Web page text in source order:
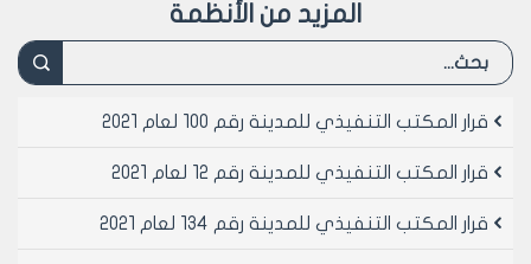
المزيد من الأنظمة
قرار المكتب التنفيذي للمدينة رقم 100 لعام 2021
قرار المكتب التنفيذي للمدينة رقم 12 لعام 2021
قرار المكتب التنفيذي للمدينة رقم 134 لعام 2021